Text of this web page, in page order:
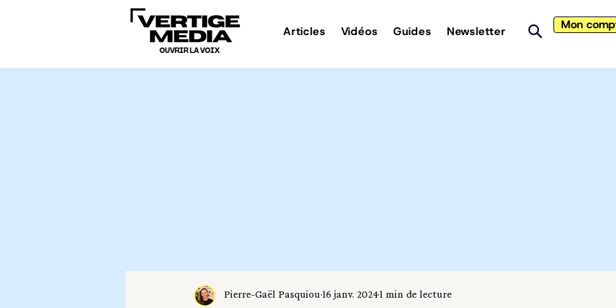
OUVRIR LA VOIX
Articles Vidéos Guides Newsletter Mon
Pierre-Gaël Pasquiou 16 janv. 2024 1 min de lecture